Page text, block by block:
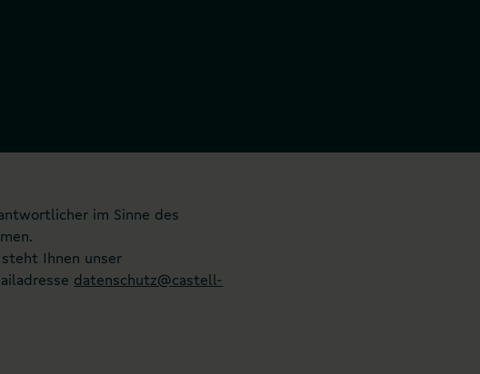
im Sinne des
Ihnen unser
datenschutz@castell-